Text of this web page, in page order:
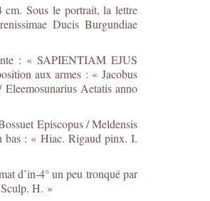
Sous le portrait, la lettre
Ducis Burgundiae
: « SAPIENTIAM EJUS
aux armes : « Jacobus
Aetatis anno
Episcopus / Meldensis
bas : « Hiac. Rigaud pinx. I.
d’in-4° un peu tronqué par
H. »